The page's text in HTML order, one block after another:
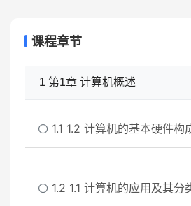
课程章节
1 第1章 计算机概述
1.1 1.2 计算机的基本硬件构
1.2 1.1 计算机的应用及其分